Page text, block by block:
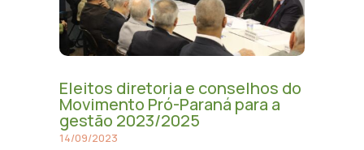
Eleitos diretoria e conselhos do
Movimento Pró-Paraná para a
gestão 2023/2025
14/09/2023